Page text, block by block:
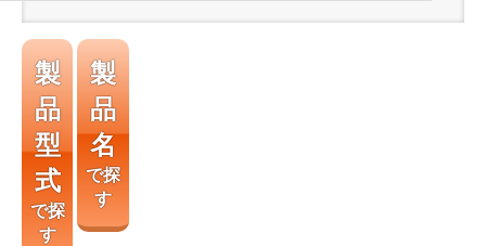
製
品
型
式
で探
す
製
品
名
で探
す